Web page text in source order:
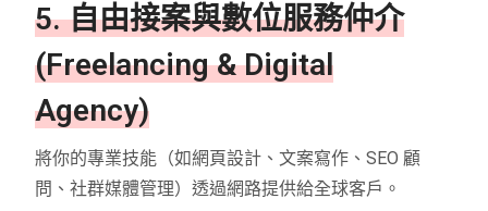
5. 自由接案與數位服務仲介
(Freelancing & Digital
Agency)
將你的專業技能（如網頁設計、文案寫作、SEO 顧
問、社群媒體管理）透過網路提供給全球客戶。